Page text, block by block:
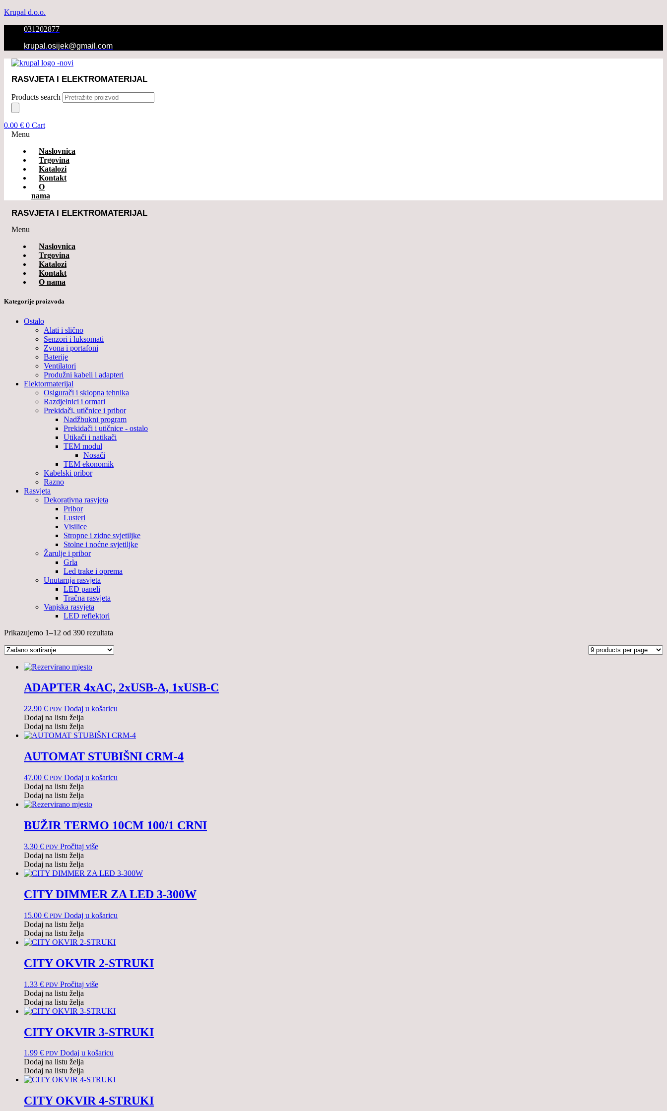
Krupal d.o.o.
031202877
krupal.osijek@gmail.com
RASVJETA I ELEKTROMATERIJAL
Products search
0.00 € 0 Cart
Menu
Naslovnica
Trgovina
Katalozi
Kontakt
O
nama
RASVJETA I ELEKTROMATERIJAL
Menu
Naslovnica
Trgovina
Katalozi
Kontakt
O nama
Kategorije proizvoda
Ostalo
Alati i slično
Senzori i luksomati
Zvona i portafoni
Baterije
Ventilatori
Produžni kabeli i adapteri
Elektormaterijal
Osigurači i sklopna tehnika
Razdjelnici i ormari
Prekidači, utičnice i pribor
Nadžbukni program
Prekidači i utičnice - ostalo
Utikači i natikači
TEM modul
Nosači
TEM ekonomik
Kabelski pribor
Razno
Rasvjeta
Dekorativna rasvjeta
Pribor
Lusteri
Visilice
Stropne i zidne svjetiljke
Stolne i noćne svjetiljke
Žarulje i pribor
Grla
Led trake i oprema
Unutarnja rasvjeta
LED paneli
Tračna rasvjeta
Vanjska rasvjeta
LED reflektori
Prikazujemo 1–12 od 390 rezultata
ADAPTER 4xAC, 2xUSB-A, 1xUSB-C
22.90 € PDV Dodaj u košaricu
Dodaj na listu želja
Dodaj na listu želja
AUTOMAT STUBIŠNI CRM-4
47.00 € PDV Dodaj u košaricu
Dodaj na listu želja
Dodaj na listu želja
BUŽIR TERMO 10CM 100/1 CRNI
3.30 € PDV Pročitaj više
Dodaj na listu želja
Dodaj na listu želja
CITY DIMMER ZA LED 3-300W
15.00 € PDV Dodaj u košaricu
Dodaj na listu želja
Dodaj na listu želja
CITY OKVIR 2-STRUKI
1.33 € PDV Pročitaj više
Dodaj na listu želja
Dodaj na listu želja
CITY OKVIR 3-STRUKI
1.99 € PDV Dodaj u košaricu
Dodaj na listu želja
Dodaj na listu želja
CITY OKVIR 4-STRUKI